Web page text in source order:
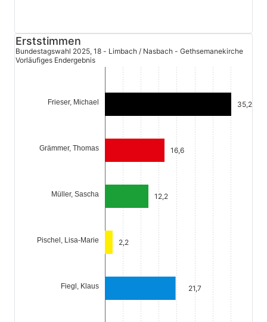
Frieser, Michael
Grämmer, Thomas
Müller, Sascha
Pischel, Lisa-Marie
Fiegl, Klaus
35,2
16,6
12,2
2,2
21,7
Erststimmen
Bundestagswahl 2025, 18 - Limbach / Nasbach - Gethsemanekirche
Vorläufiges Endergebnis